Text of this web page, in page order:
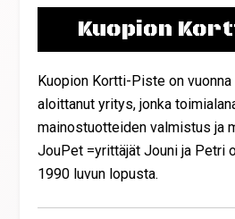
Kuopion
Kuopion Kortti-Piste on
aloittanut yritys, jonka
mainostuotteiden valmistus ja
JouPet =yrittäjät Jouni ja Petri
1990 luvun lopusta.